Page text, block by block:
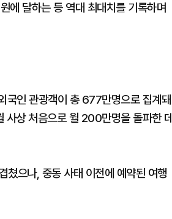
에 달하는 등 역대 최대치를 기록하며
국인 관광객이 총 677만명으로 집계돼
상 처음으로 월 200만명을 돌파한 데
쳤으나, 중동 사태 이전에 예약된 여행